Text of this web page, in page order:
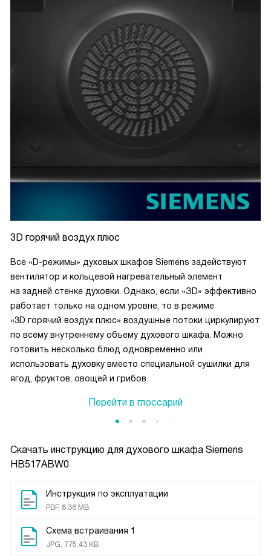
Скачать инструкцию для духового шкафа Siemens
HB517ABW0
Инструкция по эксплуатации
PDF, 8.36 MB
Схема встраивания 1
JPG, 775.43 KB
3D горячий воздух плюс
Все «D-режимы» духовых шкафов Siemens задействуют
вентилятор и кольцевой нагревательный элемент
на задней стенке духовки. Однако, если «ЗD» эффективно
работает только на одном уровне, то в режиме
«3D горячий воздух плюс» воздушные потоки циркулируют
по всему внутреннему объему духового шкафа. Можно
готовить несколько блюд одновременно или
использовать духовку вместо специальной сушилки для
ягод, фруктов, овощей и грибов.
Перейти в глоссарий